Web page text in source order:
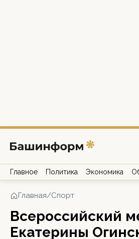
Главное Политика Экономика
Главная/Спорт
Всероссийский
Екатерины